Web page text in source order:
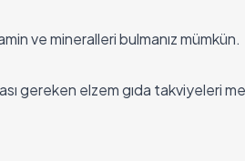
ve mineralleri bulmanız mümkün.
gereken elzem gıda takviyeleri